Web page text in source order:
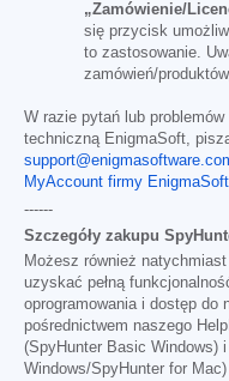
„Zamówienie/
się przycisk
to zastosowanie.
zamówień/
W razie pytań lub
techniczną EnigmaSoft,
MyAccount firmy EnigmaSoft
------
Szczegóły zakupu
Możesz również
uzyskać pełną
oprogramowania i dostęp do
pośrednictwem naszego
(SpyHunter Basic Windows) i
Windows/SpyHunter for